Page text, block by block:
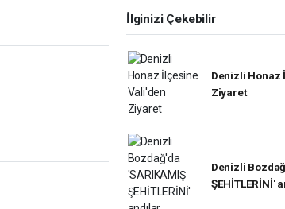
İlginizi Çekebilir
Denizli Honaz
Ziyaret
Denizli
ŞEHİTLERİNİ'